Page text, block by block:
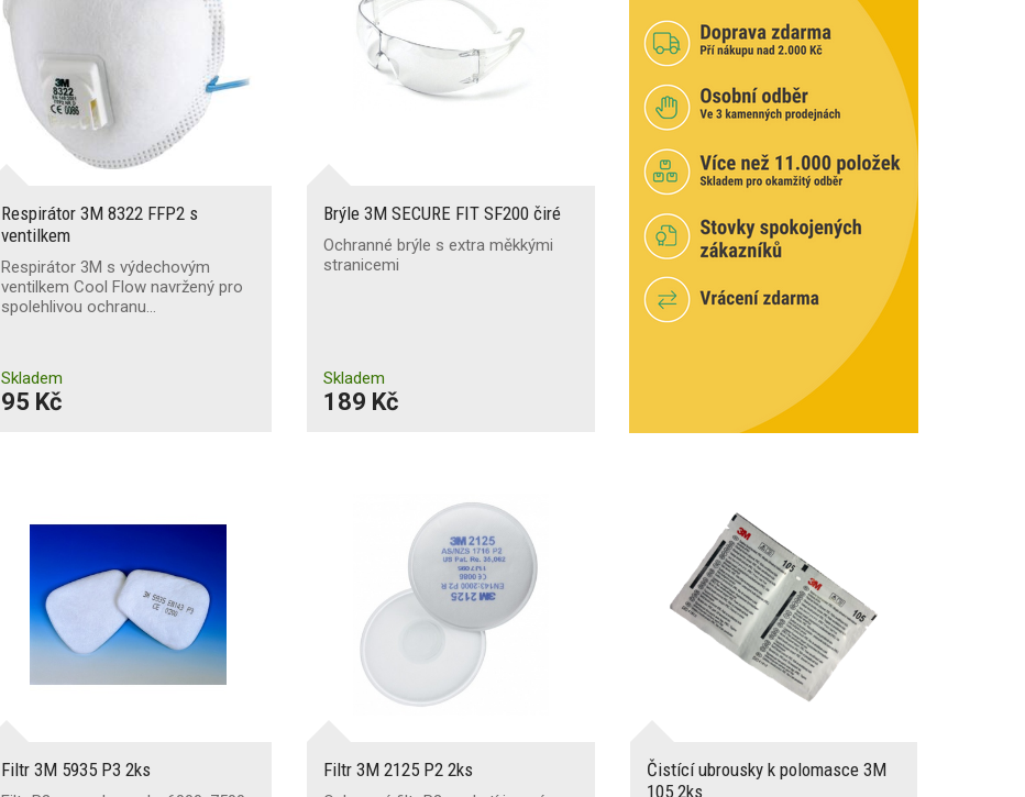
Respirátor 3M 8322 FFP2 s
ventilkem
Respirátor 3M s výdechovým
ventilkem Cool Flow navržený pro
spolehlivou ochranu…
Skladem
95 Kč
Brýle 3M SECURE FIT SF200 čiré
Ochranné brýle s extra měkkými
stranicemi
Skladem
189 Kč
Filtr 3M 5935 P3 2ks Filtr 3M 2125 P2 2ks
Čistící ubrousky k polomasce 3M
105 2ks